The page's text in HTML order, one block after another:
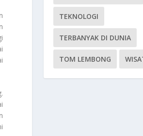
TEKNOLOGI
TERBANYAK DI DUNIA
TOM LEMBONG